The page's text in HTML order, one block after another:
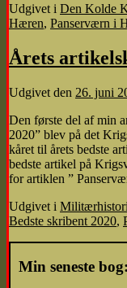
Udgivet i Den Kolde
Hæren, Panserværn i
Årets
Udgivet den 26. juni
Den første del af min
2020” blev på det
kåret til årets bedste
bedste artikel på
for artiklen ”
Udgivet i
Bedste skribent 2020,
Min seneste bog: